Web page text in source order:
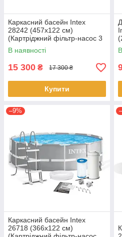
Каркасний басейн Intex
28242 (457x122 см)
(Картріджний фільтр-насос 3
785 л/год, драбина, тент,
підстилка)✅️
В наявності
15 300 ₴ 17 300 ₴
Купити
–9%
Каркасний басейн Intex
26718 (366x122 см)